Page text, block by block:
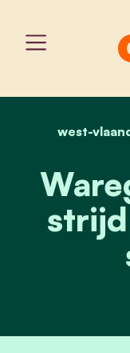
west-